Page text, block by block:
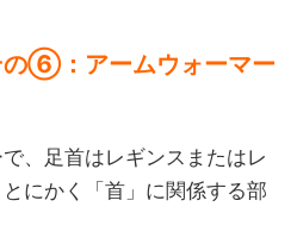
の⑥：アームウォーマー
、足首はレギンスまたはレ
にかく「首」に関係する部